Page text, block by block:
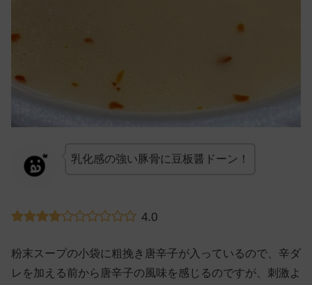
乳化感の強い豚骨に豆板醤ドーン！
4.0
粉末スープの小袋に粗挽き唐辛子が入っているので、辛ダ
レを加える前から唐辛子の風味を感じるのですが、刺激よ